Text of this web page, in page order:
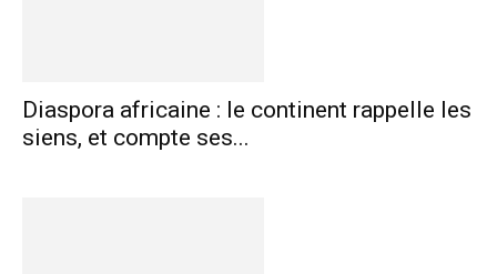
Diaspora africaine : le continent rappelle les
siens, et compte ses...